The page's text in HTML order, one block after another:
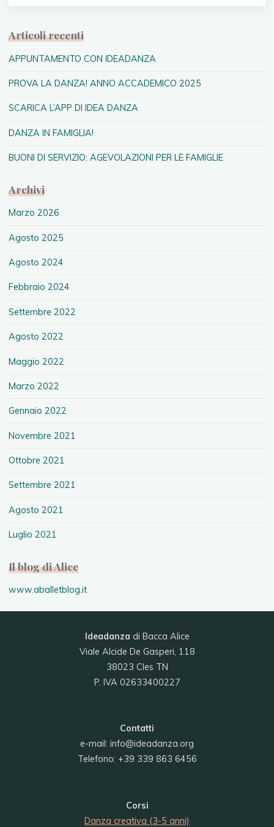
Articoli recenti
APPUNTAMENTO CON IDEADANZA
PROVA LA DANZA! ANNO ACCADEMICO 2025
SCARICA L’APP DI IDEA DANZA
DANZA IN FAMIGLIA!
BUONI DI SERVIZIO: AGEVOLAZIONI PER LE FAMIGLIE
Archivi
Marzo 2026
Agosto 2025
Agosto 2024
Febbraio 2024
Settembre 2022
Agosto 2022
Maggio 2022
Marzo 2022
Gennaio 2022
Novembre 2021
Ottobre 2021
Settembre 2021
Agosto 2021
Luglio 2021
Il blog di Alice
www.aballetblog.it
Ideadanza di Bacca Alice
Viale Alcide De Gasperi, 118
38023 Cles TN
P. IVA 02633400227
Contatti
e-mail: info@ideadanza.org
Telefono: +39 339 863 6456
Corsi
Danza creativa (3-5 anni)